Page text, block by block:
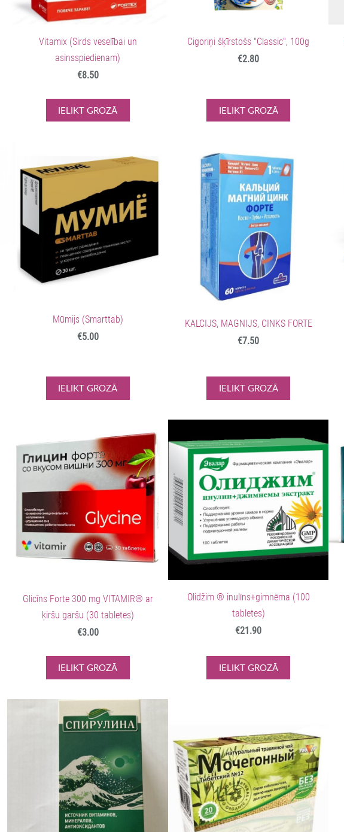
Vitamix (Sirds veselībai un
asinsspiedienam)
€8.50
IELIKT GROZĀ
Cigoriņi šķīrstošs "Classic", 100g
€2.80
IELIKT GROZĀ
Mūmijs (Smarttab)
€5.00
IELIKT GROZĀ
KALCIJS, MAGNIJS, CINKS FORTE
€7.50
IELIKT GROZĀ
Glicīns Forte 300 mg VITAMIR® ar
ķiršu garšu (30 tabletes)
€3.00
IELIKT GROZĀ
Olidžim ® inulīns+gimnēma (100
tabletes)
€21.90
IELIKT GROZĀ